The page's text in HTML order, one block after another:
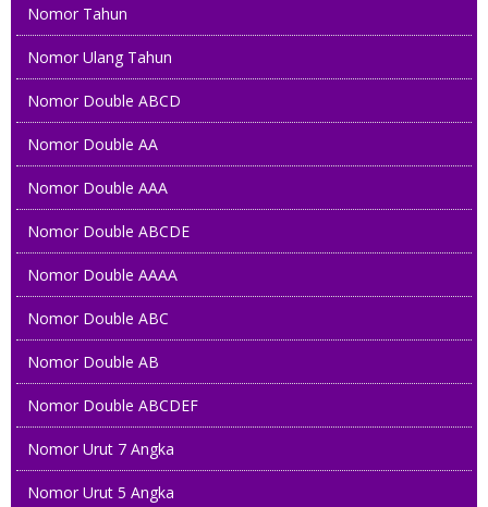
Nomor Tahun
Nomor Ulang Tahun
Nomor Double ABCD
Nomor Double AA
Nomor Double AAA
Nomor Double ABCDE
Nomor Double AAAA
Nomor Double ABC
Nomor Double AB
Nomor Double ABCDEF
Nomor Urut 7 Angka
Nomor Urut 5 Angka